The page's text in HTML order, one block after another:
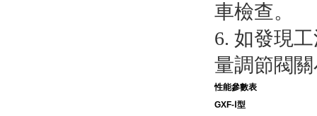
車檢查。
6. 如發現
量調節閥
性能參數表
GXF-Ⅰ 型